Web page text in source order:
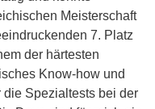
Meisterschaft
7. Platz
der härtesten
Know-how und
Spezialtests bei der